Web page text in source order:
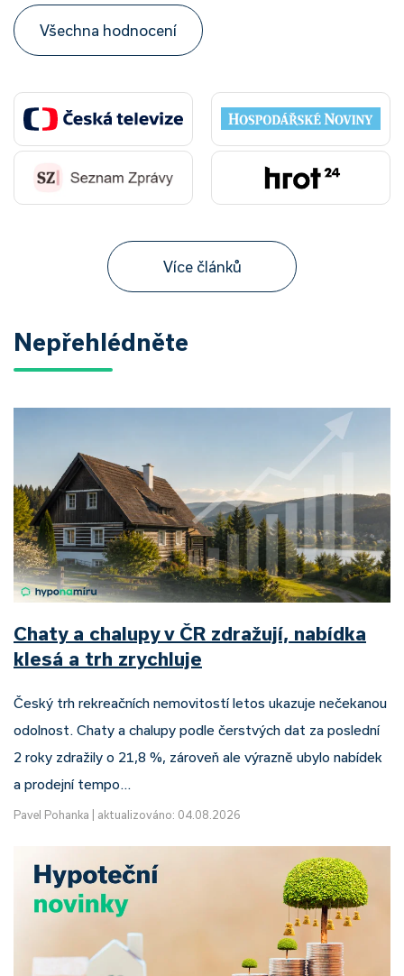
Všechna hodnocení
Více článků
Nepřehlédněte
Chaty a chalupy v ČR zdražují, nabídka
klesá a trh zrychluje
Český trh rekreačních nemovitostí letos ukazuje nečekanou
odolnost. Chaty a chalupy podle čerstvých dat za poslední
2 roky zdražily o 21,8 %, zároveň ale výrazně ubylo nabídek
a prodejní tempo…
Pavel Pohanka aktualizováno: 04.08.2026